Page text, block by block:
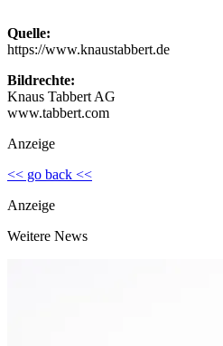
Quelle:
https://www.knaustabbert.de
Bildrechte:
Knaus Tabbert AG
www.tabbert.com
Anzeige
<< go back <<
Anzeige
Weitere News